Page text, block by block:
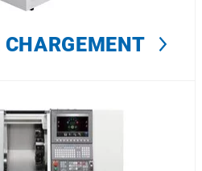
CHARGEMENT